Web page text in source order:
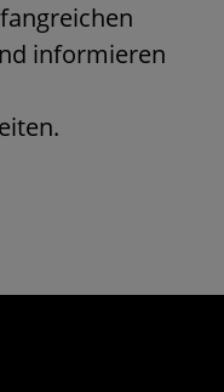
in­for­mie­ren